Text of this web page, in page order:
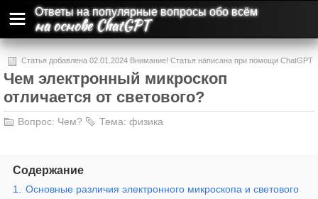
Ответы на популярные вопросы обо всём
на основе ChatGPT
Статья добавлена 02.01.2024 Внимание! Статья написана при помощи ChatGPT
и может содержать ошибки и неточности.
Чем электронный микроскоп
отличается от светового?
Вопрос: Чем? Тема: физика
Содержание
1.
Основные различия электронного микроскопа и светового